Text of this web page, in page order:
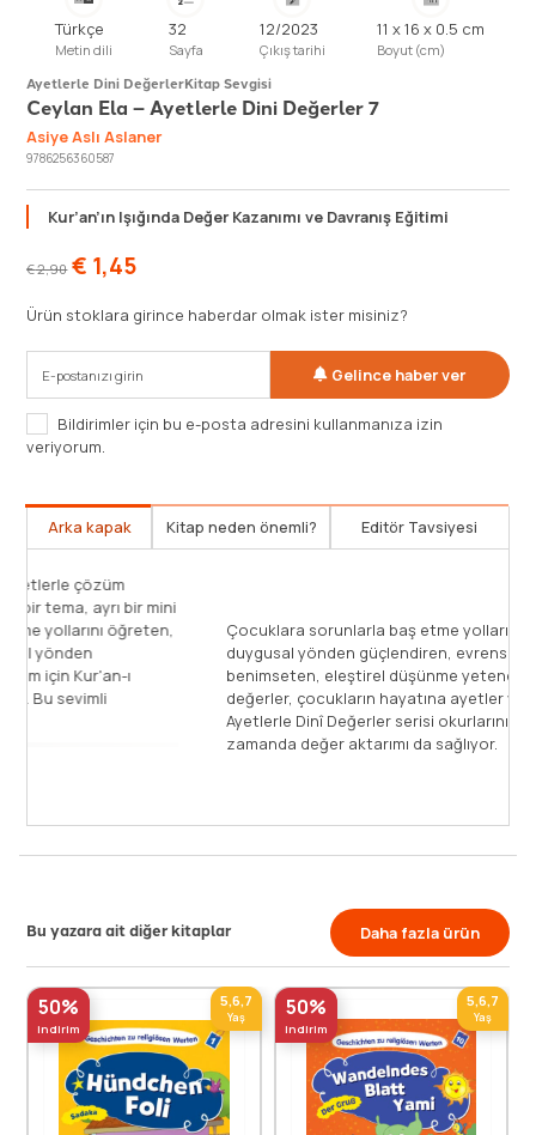
Türkçe
Metin dili
32
Sayfa
12/2023
Çıkış tarihi
11 x 16 x 0.5 cm
Boyut (cm)
Ayetlerle Dini DeğerlerKitap Sevgisi
Ceylan Ela – Ayetlerle Dini Değerler 7
Asiye Aslı Aslaner
9786256360587
Kur’an’ın Işığında Değer Kazanımı ve Davranış Eğitimi
€2,90 € 1,45
Ürün stoklara girince haberdar olmak ister misiniz?
Gelince haber ver
Bildirimler için bu e-posta adresini kullanmanıza izin
veriyorum.
Arka kapak Kitap neden önemli? Editör Tavsiyesi
Haydi karşılaştığımız problemlere, ayetlerle çözüm
bulalım! Bu kitapların her birinde ayrı bir tema, ayrı bir mini
hikâye bulacaksın. Sorunlarla baş etme yollarını öğreten,
ahlaki değerleri benimseten, duygusal yönden
güçlendiren farklı temaları Allah'ın bizim için Kur'an-ı
Kerim'de söyledikleriyle pekiştiriyoruz. Bu sevimli
Bu yazara ait diğer kitaplar Daha fazla ürün
50%
indirim
5,6,7
Yaş 50%
indirim
5,6,7
Yaş